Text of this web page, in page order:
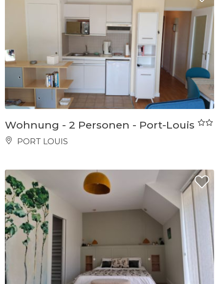
Wohnung - 2 Personen - Port-Louis
PORT LOUIS